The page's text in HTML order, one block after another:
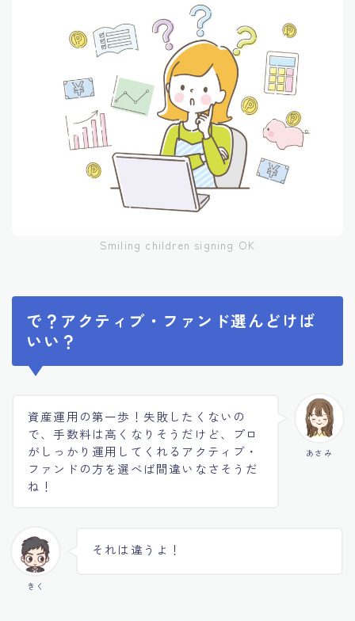
Smiling children signing OK
で？アクティブ・ファンド選んどけば
いい？
あさみ
資産運用の第一歩！失敗したくないの
で、手数料は高くなりそうだけど、プロ
がしっかり運用してくれるアクティブ・
ファンドの方を選べば間違いなさそうだ
ね！
きく
それは違うよ！